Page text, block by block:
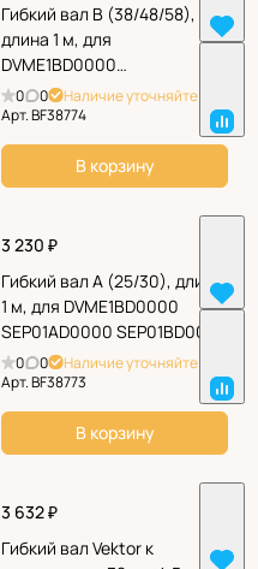
Гибкий вал B (38/48/58),
длина 1 м, для
DVME1BD0000
SEP01BD0000
0 0
Наличие уточняйте
Арт.BF38774
В корзину
3 230 ₽
Гибкий вал A (25/30), длина
1 м, для DVME1BD0000
SEP01AD0000 SEP01BD0000
0 0
Наличие уточняйте
Арт.BF38773
В корзину
3 632 ₽
Гибкий вал Vektor к